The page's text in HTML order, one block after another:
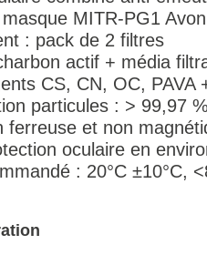
MITR-PG1
: pack de 2 filtres
actif + média
CS, CN, OC, PAVA
particules : > 99,97 %
ferreuse et non
oculaire en
: 20°C ±10°C,